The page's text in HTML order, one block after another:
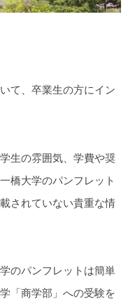
て、卒業生の方にイン
生の雰囲気、学費や奨
橋大学のパンフレット
されていない貴重な情
のパンフレットは簡単
「商学部」への受験を